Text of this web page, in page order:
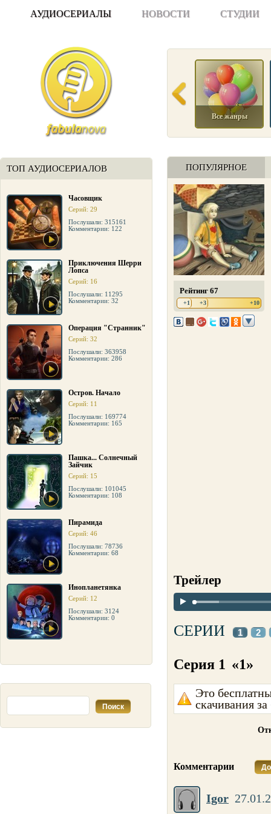
АУДИОСЕРИАЛЫ НОВОСТИ СТУДИИ
ТОП АУДИОСЕРИАЛОВ
Часовщик
Серий: 29
Послушали: 315161
Комментарии: 122
Приключения Шерри
Лопса
Серий: 16
Послушали: 11295
Комментарии: 32
Операция "Странник"
Серий: 32
Послушали: 363958
Комментарии: 286
Остров. Начало
Серий: 11
Послушали: 169774
Комментарии: 165
Пашка... Солнечный
Зайчик
Серий: 15
Послушали: 101045
Комментарии: 108
Пирамида
Серий: 46
Послушали: 78736
Комментарии: 68
Инопланетянка
Серий: 12
Послушали: 3124
Комментарии: 0
Все жанры
ПОПУЛЯРНОЕ
Рейтинг 67
+1 +3 +10
Трейлер
СЕРИИ 1 2
Серия 1 «1»
Это
скачивания
Комментарии
Igor